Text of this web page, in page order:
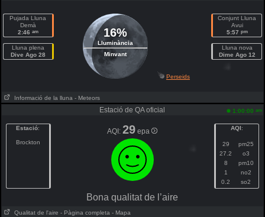
Pujada Lluna
Demà
2:46 am
Lluna plena
Dive Ago 28
16%
Lluminància
Minvant
Conjunt Lluna
Avui
5:57 pm
Lluna nova
Dime Ago 12
Perseids
Informació de la lluna - Meteors
Estació de QA oficial 1:00:00 am
Estació:
Brockton
AQI:29 epa AQI:
29
pm25
27.2
o3
8
pm10
1
no2
0.2
so2
Bona qualitat de l’aire
Qualitat de l'aire - Pàgina completa - Mapa